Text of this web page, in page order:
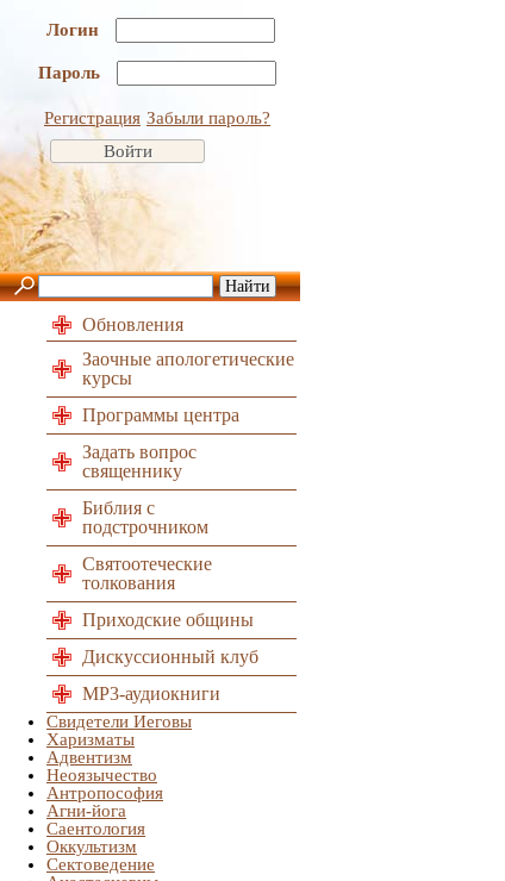
Логин
Пароль
Регистрация Забыли пароль?
Обновления
Заочные апологетические
курсы
Программы центра
Задать вопрос
священнику
Библия с
подстрочником
Святоотеческие
толкования
Приходские общины
Дискуссионный клуб
MP3-аудиокниги
Свидетели Иеговы
Харизматы
Адвентизм
Неоязычество
Антропософия
Агни-йога
Саентология
Оккультизм
Сектоведение